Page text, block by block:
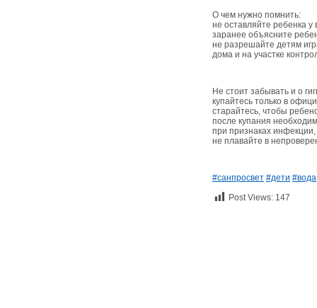
О чем нужно помнить:
не оставляйте ребенка
заранее объясните
не разрешайте детям
дома и на участке
Не стоит забывать и о
купайтесь только в
старайтесь, чтобы
после купания
при признаках
не плавайте в
#санпросвет #дети #вода
Post Views: 147